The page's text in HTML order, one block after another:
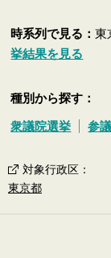
時系列で見る：東
挙結果を見る
種別から探す：
衆議院選挙 参
対象行政区 ：
東京都